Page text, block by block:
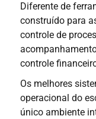
Diferente de
construído para
controle de
controle
Os melhores
operacional do
único ambiente